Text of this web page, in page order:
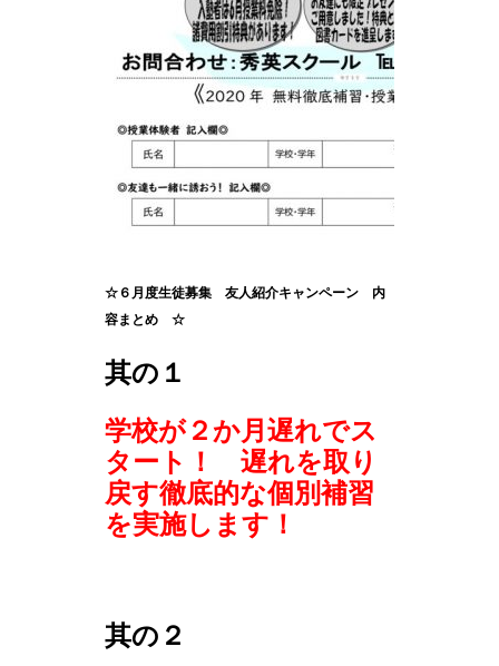
☆６月度生徒募集 友人紹介キャンペーン 内
容まとめ ☆
其の１
学校が２か月遅れでス
タート！ 遅れを取り
戻す徹底的な個別補習
を実施します！
其の２